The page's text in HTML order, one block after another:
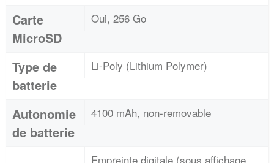
Carte
MicroSD
Oui, 256 Go
Type de
batterie
Li-Poly (Lithium Polymer)
Autonomie
de batterie
4100 mAh, non-removable
Empreinte digitale (sous affichage,